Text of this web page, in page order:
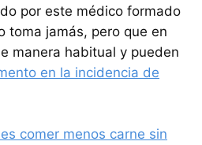
por este médico formado
toma jamás, pero que en
manera habitual y pueden
en la incidencia de
comer menos carne sin